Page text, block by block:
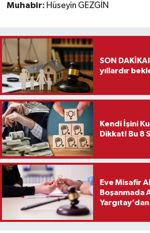
Muhabir: Hüseyin GEZGİN
SON DAKİKA! Mirasçıların
yıllardır
Kendi İşini
Dikkat! Bu 8
Eve Misafir
Boşanmada